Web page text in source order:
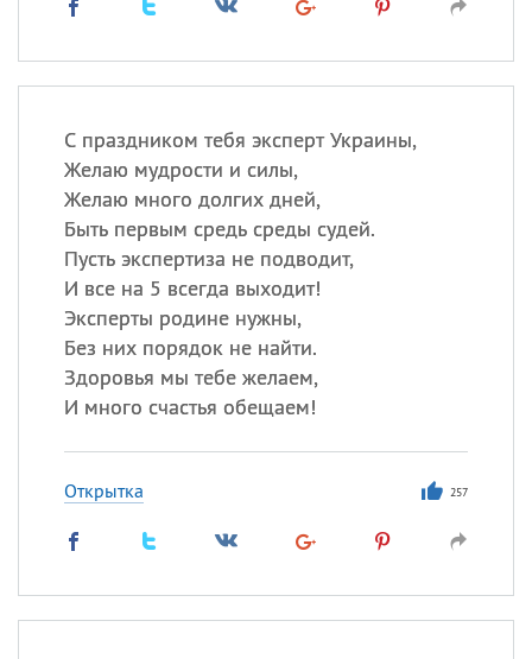
С праздником тебя эксперт Украины,
Желаю мудрости и силы,
Желаю много долгих дней,
Быть первым средь среды судей.
Пусть экспертиза не подводит,
И все на 5 всегда выходит!
Эксперты родине нужны,
Без них порядок не найти.
Здоровья мы тебе желаем,
И много счастья обещаем!
Открытка 257